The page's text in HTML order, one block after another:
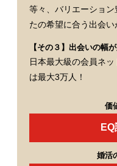
等々、バリエーショ
たの希望に合う出会い
【その３】出会いの幅が
日本最大級の会員ネ
は最大3万人！
価
婚活